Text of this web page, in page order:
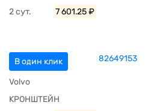
2 сут.
7 601.25 ₽
В один клик 82649153
Volvo
КРОНШТЕЙН